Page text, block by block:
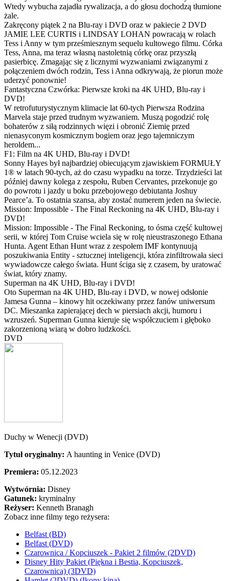
Wtedy wybucha zajadła rywalizacja, a do głosu dochodzą tłumione
żale.
Zakręcony piątek 2 na Blu-ray i DVD oraz w pakiecie 2 DVD
JAMIE LEE CURTIS i LINDSAY LOHAN powracają w rolach
Tess i Anny w tym prześmiesznym sequelu kultowego filmu. Córka
Tess, Anna, ma teraz własną nastoletnią córkę oraz przyszłą
pasierbicę. Zmagając się z licznymi wyzwaniami związanymi z
połączeniem dwóch rodzin, Tess i Anna odkrywają, że piorun może
uderzyć ponownie!
Fantastyczna Czwórka: Pierwsze kroki na 4K UHD, Blu-ray i
DVD!
W retrofuturystycznym klimacie lat 60-tych Pierwsza Rodzina
Marvela staje przed trudnym wyzwaniem. Muszą pogodzić rolę
bohaterów z siłą rodzinnych więzi i obronić Ziemię przed
nienasyconym kosmicznym bogiem oraz jego tajemniczym
heroldem...
F1: Film na 4K UHD, Blu-ray i DVD!
Sonny Hayes był najbardziej obiecującym zjawiskiem FORMUŁY
1® w latach 90-tych, aż do czasu wypadku na torze. Trzydzieści lat
później dawny kolega z zespołu, Ruben Cervantes, przekonuje go
do powrotu i jazdy u boku przebojowego debiutanta Joshuy
Pearce’a. To ostatnia szansa, aby zostać numerem jeden na świecie.
Mission: Impossible - The Final Reckoning na 4K UHD, Blu-ray i
DVD!
Mission: Impossible - The Final Reckoning, to ósma część kultowej
serii, w której Tom Cruise wciela się w rolę nieustraszonego Ethana
Hunta. Agent Ethan Hunt wraz z zespołem IMF kontynuują
poszukiwania Entity - sztucznej inteligencji, która zinfiltrowała sieci
wywiadowcze całego świata. Hunt ściga się z czasem, by uratować
świat, który znamy.
Superman na 4K UHD, Blu-ray i DVD!
Oto Superman na 4K UHD, Blu-ray i DVD, w nowej odsłonie
Jamesa Gunna – kinowy hit oczekiwany przez fanów uniwersum
DC. Mieszanka zapierającej dech w piersiach akcji, humoru i
wzruszeń. Superman Gunna kieruje się współczuciem i głęboko
zakorzenioną wiarą w dobro ludzkości.
DVD
Duchy w Wenecji (DVD)
Tytuł oryginalny: A haunting in Venice (DVD)
Premiera: 05.12.2023
Wytwórnia: Disney
Gatunek: kryminalny
Reżyser: Kenneth Branagh
Zobacz inne filmy tego reżysera:
Belfast (BD)
Belfast (DVD)
Czarownica / Kopciuszek - Pakiet 2 filmów (2DVD)
Disney Hity Pakiet (Piękna i Bestia, Kopciuszek,
Czarownica) (3DVD)